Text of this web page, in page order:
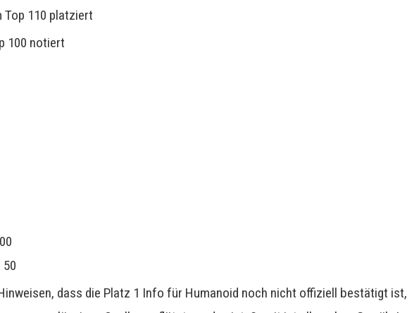
Top 110 platziert
100 notiert
dass die Platz 1 Info für Humanoid noch nicht offiziell bestätigt ist,